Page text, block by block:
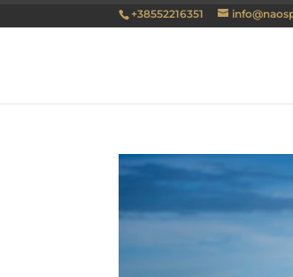
+38552216351